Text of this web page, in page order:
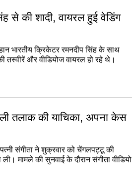
से की शादी, वायरल हुई वेडिंग
भारतीय क्रिकेटर रमनदीप सिंह के साथ
तस्वीरें और वीडियोज वायरल हो रहे थे।
तलाक की याचिका, अपना केस
संगीता ने शुक्रवार को चेंगलपट्टू की
मामले की सुनवाई के दौरान संगीता वीडियो